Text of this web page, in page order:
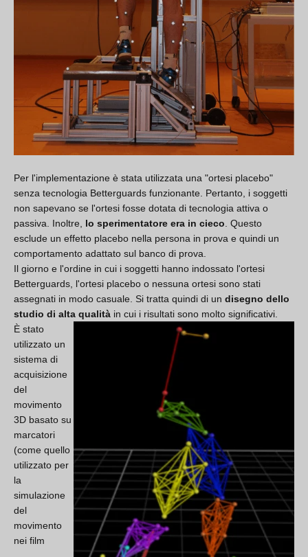
Per l'implementazione è stata utilizzata una "ortesi placebo"
senza tecnologia Betterguards funzionante. Pertanto, i soggetti
non sapevano se l'ortesi fosse dotata di tecnologia attiva o
passiva. Inoltre,
lo sperimentatore era in cieco . Questo
esclude un effetto placebo nella persona in prova e quindi un
comportamento adattato sul banco di prova.
Il giorno e l'ordine in cui i soggetti hanno indossato l'ortesi
Betterguards, l'ortesi placebo o nessuna ortesi sono stati
assegnati in modo casuale. Si tratta quindi di un disegno dello
studio di alta qualità in cui i risultati sono molto significativi.
È stato
utilizzato un
sistema di
acquisizione
del
movimento
3D basato su
marcatori
(come quello
utilizzato per
la
simulazione
del
movimento
nei film